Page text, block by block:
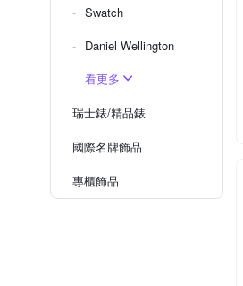
Swatch
Daniel Wellington
看更多
瑞士錶/精品錶
國際名牌飾品
專櫃飾品